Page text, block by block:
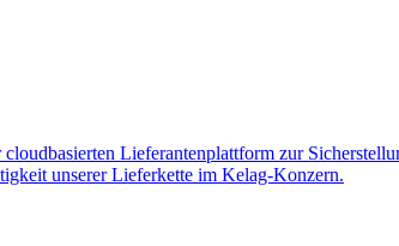
Lieferantenplattform zur
unserer Lieferkette im Kelag-Konzern.